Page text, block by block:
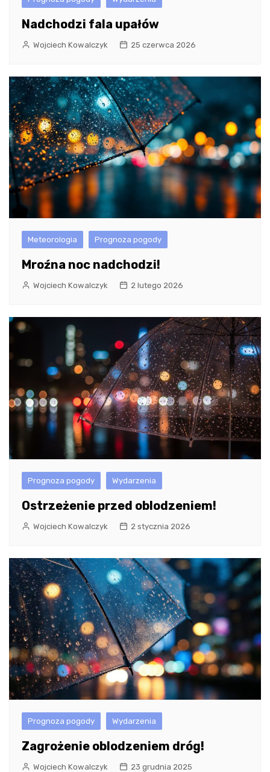
Nadchodzi fala upałów
Wojciech Kowalczyk 25 czerwca 2026
Meteorologia Prognoza pogody
Mroźna noc nadchodzi!
Wojciech Kowalczyk 2 lutego 2026
Prognoza pogody Wydarzenia
Ostrzeżenie przed oblodzeniem!
Wojciech Kowalczyk 2 stycznia 2026
Prognoza pogody Wydarzenia
Zagrożenie oblodzeniem dróg!
Wojciech Kowalczyk 23 grudnia 2025